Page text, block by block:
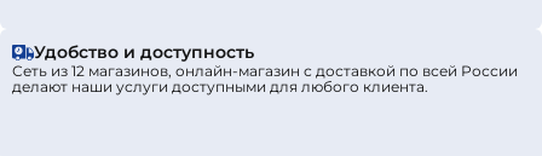
Удобство и доступность
Сеть из 12 магазинов, онлайн-магазин с доставкой по всей России
делают наши услуги доступными для любого клиента.